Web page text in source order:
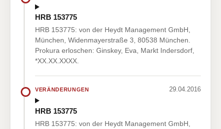
HRB 153775
HRB 153775: von der Heydt Management GmbH,
München, Widenmayerstraße 3, 80538 München.
Prokura erloschen: Ginskey, Eva, Markt Indersdorf,
*XX.XX.XXXX.
VERÄNDERUNGEN 29.04.2016
HRB 153775
HRB 153775: von der Heydt Management GmbH,